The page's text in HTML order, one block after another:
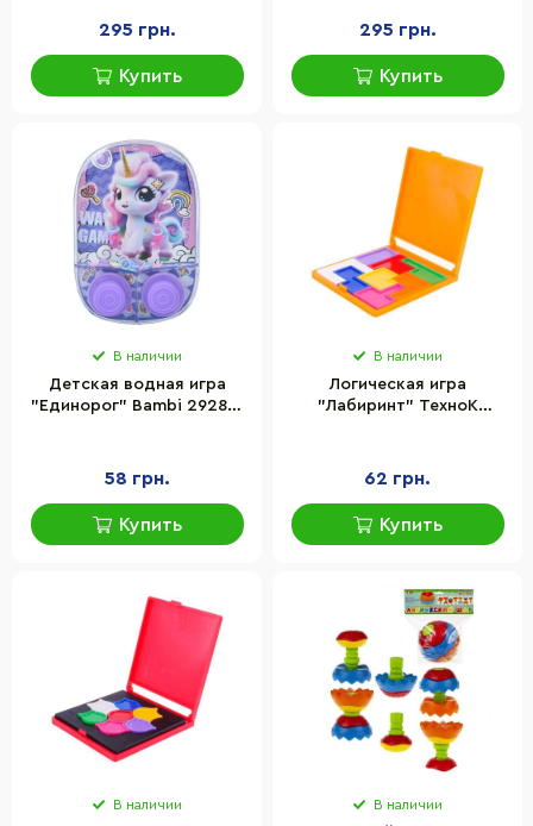
295 грн.
Купить
295 грн.
Купить
В наличии
Детская водная игра
"Единорог" Bambi 2928V-
58 грн.
Купить
В наличии
Логическая игра
"Лабиринт" ТехноК
62 грн.
Купить
В наличии В наличии